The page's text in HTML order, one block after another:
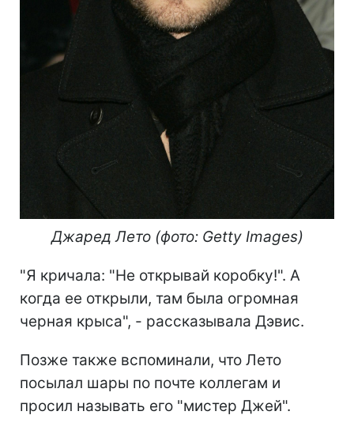
Джаред Лето (фото: Getty Images)
"Я кричала: "Не открывай коробку!". А
когда ее открыли, там была огромная
черная крыса", - рассказывала Дэвис.
Позже также вспоминали, что Лето
посылал шары по почте коллегам и
просил называть его "мистер Джей".